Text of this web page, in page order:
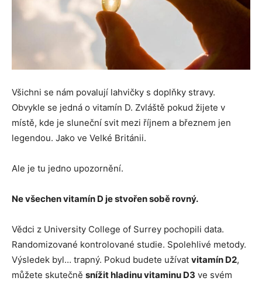
Všichni se nám povalují lahvičky s doplňky stravy.
Obvykle se jedná o vitamín D. Zvláště pokud žijete v
místě, kde je sluneční svit mezi říjnem a březnem jen
legendou. Jako ve Velké Británii.
Ale je tu jedno upozornění.
Ne všechen vitamín D je stvořen sobě rovný.
Vědci z University College of Surrey pochopili data.
Randomizované kontrolované studie. Spolehlivé metody.
Výsledek byl… trapný. Pokud budete užívat vitamín D2,
můžete skutečně snížit hladinu vitaminu D3 ve svém